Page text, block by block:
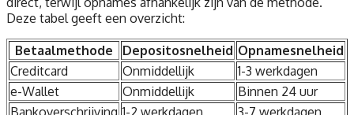
Deze tabel geeft een overzicht:
Betaalmethode Depositosnelheid Opnamesnelheid
Creditcard
Onmiddellijk
1-3 werkdagen
e-Wallet
Onmiddellijk
Binnen 24 uur